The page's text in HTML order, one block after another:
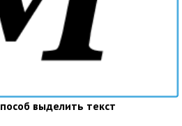
выделить текст